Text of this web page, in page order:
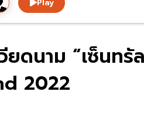
Play
ยดนาม “เซ็นท
2022